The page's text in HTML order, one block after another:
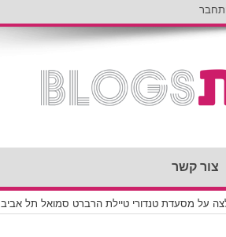
צור קשר
על מסעדת טנדורי טיילת הרברט סמואל תל אביב